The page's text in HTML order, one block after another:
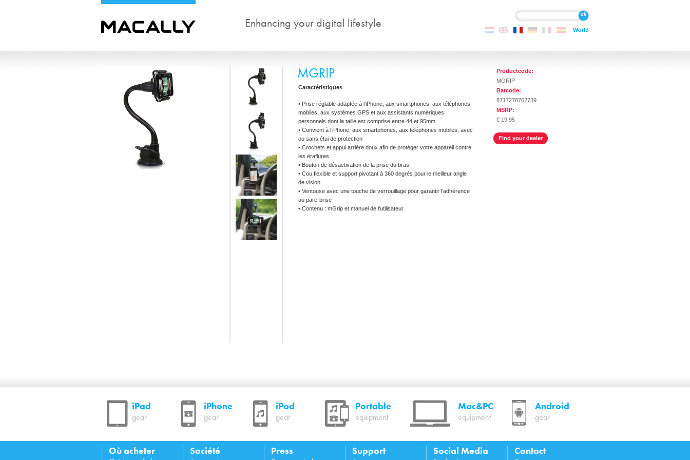
Enhancing your digital lifestyle Recherche
World
MGRIP
Caractéristiques
• Prise réglable adaptée à l’iPhone, aux smartphones, aux téléphones
mobiles, aux systèmes GPS et aux assistants numériques
personnels dont la taille est comprise entre 44 et 95mm
• Convient à l’iPhone, aux smartphones, aux téléphones mobiles, avec
ou sans étui de protection
• Crochets et appui arrière doux afin de protéger votre appareil contre
les éraflures
• Bouton de désactivation de la prise du bras
• Cou flexible et support pivotant à 360 degrés pour le meilleur angle
de vision
• Ventouse avec une touche de verrouillage pour garantir l'adhérence
au pare-brise
• Contenu : mGrip et manuel de l'utilisateur
Productcode:
MGRIP
Barcode:
8717278762739
MSRP:
€ 19,95
Find your dealer
iPad
gear
iPhone
gear
iPod
gear
Portable
equipment
Mac&PC
equipment
Android
gear
Où acheter Société Press Support Social Media Contact